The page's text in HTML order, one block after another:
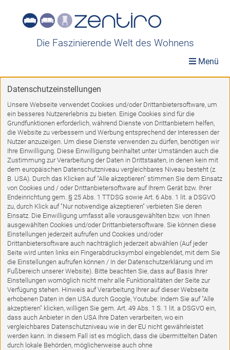
Die Faszinierende Welt des Wohnens
Menü
Arbeitszimmer
1 2 3 4 5 VORWÄRTS
%
Datenschutzeinstellungen
Unsere Webseite verwendet Cookies und/oder Drittanbietersoftware, um
ein besseres Nutzererlebnis zu bieten. Einige Cookies sind für die
Grundfunktionen erforderlich, während Dienste von Drittanbietern helfen,
die Website zu verbessern und Werbung entsprechend der Interessen der
Nutzer anzuzeigen. Um diese Dienste verwenden zu dürfen, benötigen wir
Ihre Einwilligung. Diese Einwilligung beinhaltet unter Umständen auch die
Zustimmung zur Verarbeitung der Daten in Drittstaaten, in denen kein mit
dem europäischen Datenschutzniveau vergleichbares Niveau besteht (z.
B. USA). Durch das Klicken auf "Alle akzeptieren" stimmen Sie dem Einsatz
von Cookies und / oder Drittanbietersoftware auf Ihrem Gerät bzw. Ihrer
Endeinrichtung gem. § 25 Abs. 1 TTDSG sowie Art. 6 Abs. 1 lit. a DSGVO
zu, durch Klick auf "Nur notwendige akzeptieren" verbieten Sie deren
Einsatz. Die Einwilligung umfasst alle vorausgewählten bzw. von Ihnen
ausgewählten Cookies und/oder Drittanbietersoftware. Sie können diese
Einstellungen jederzeit aufrufen und Cookies und/oder
Drittanbietersoftware auch nachträglich jederzeit abwählen (Auf jeder
Seite wird unten links ein Fingerabdrucksymbol eingeblendet, mit dem Sie
die Einstellungen aufrufen können / In der Datenschutzerklärung und im
Fußbereich unserer Website). Bitte beachten Sie, dass auf Basis Ihrer
Einstellungen womöglich nicht mehr alle Funktionalitäten der Seite zur
Verfügung stehen. Hinweis auf Verarbeitung Ihrer auf dieser Webseite
erhobenen Daten in den USA durch Google, Youtube: Indem Sie auf "Alle
akzeptieren" klicken, willigen Sie gem. Art. 49 Abs. 1 S. 1 lit. a DSGVO ein,
dass auch Anbieter in den USA Ihre Daten verarbeiten, wo ein
vergleichbares Datenschutzniveau wie in der EU nicht gewährleistet
werden kann. In diesem Fall ist es möglich, dass die übermittelten Daten
durch lokale Behörden, möglicherweise auch ohne